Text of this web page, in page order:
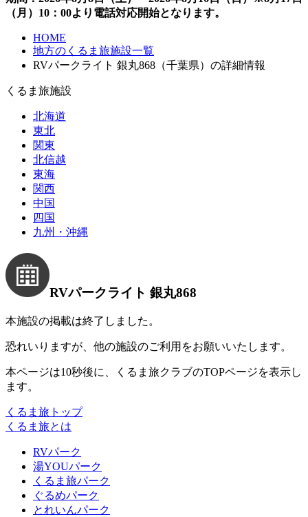
（月）10：00より電話対応開始となります。
HOME
地方のくるま旅施設一覧
RVパークライト 銀丸868（千葉県）の詳細情報
くるま旅施設
北海道
東北
関東
北信越
東海
関西
中国
四国
九州・沖縄
RVパークライト 銀丸868
本施設の掲載は終了しました。
恐れいりますが、他の施設のご利用をお願いいたします。
本ページは10秒後に、くるま旅クラブのTOPページを表示し
ます。
くるま旅トップ
くるま旅とは
RVパーク
湯YOUパーク
くるま旅パーク
ぐるめパーク
とれいんパーク